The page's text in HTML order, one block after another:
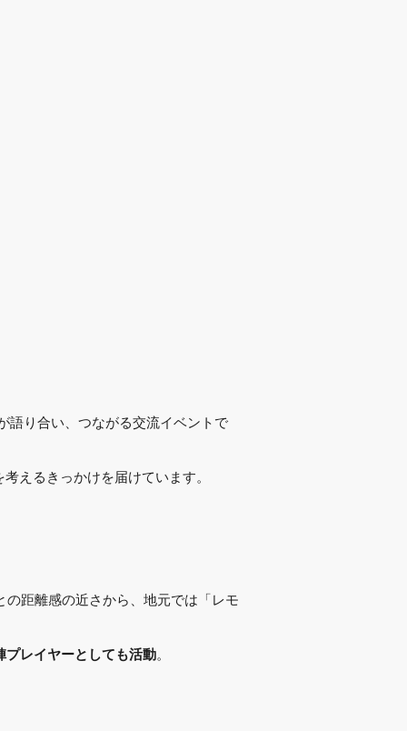
語り合い、つながる交流イベントで
えるきっかけを届けています。
距離感の近さから、地元では「レモ
プレイヤーとしても活動。